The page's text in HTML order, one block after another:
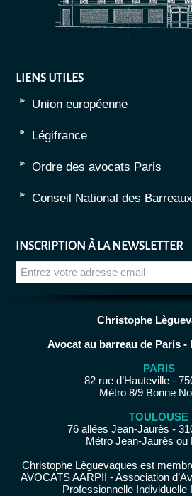
LIENS UTILES
Union européenne
Légifrance
Ordre des avocats Paris
Conseil National des Barreaux
INSCRIPTION À LA NEWSLETTER
Christophe
Avocat au barreau de Paris
PARIS
82 rue d’Hauteville -
Métro 8/9 Bonne
TOULOUSE
76 allées Jean-Jaurès -
Métro Jean-Jaurès ou
Christophe Lèguevaques est
AVOCATS AARPII - Association
Professionnelle Individuelle